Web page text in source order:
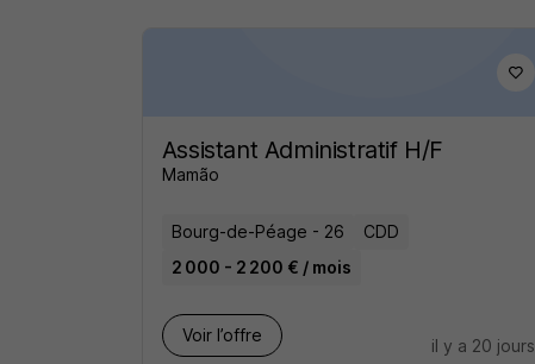
Assistant Administratif H/F
Mamão
Bourg-de-Péage - 26
CDD
2 000 - 2 200 € / mois
Voir l’offre
il y a 20 jours